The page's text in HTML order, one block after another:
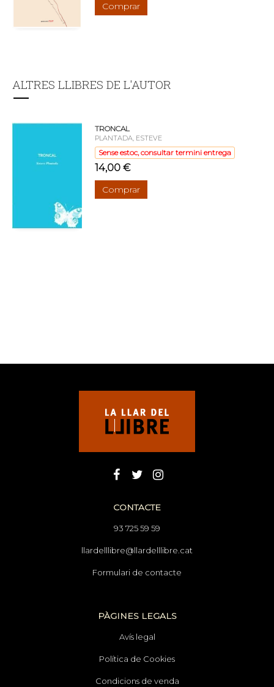
Comprar
ALTRES LLIBRES DE L'AUTOR
TRONCAL
PLANTADA, ESTEVE
Sense estoc, consultar termini entrega
14,00 €
Comprar
CONTACTE
93 725 59 59
llardelllibre@llardelllibre.cat
Formulari de contacte
PÀGINES LEGALS
Avís legal
Política de Cookies
Condicions de venda